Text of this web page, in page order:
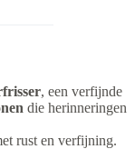
, een verfijnde
die herinneringen
rust en verfijning.